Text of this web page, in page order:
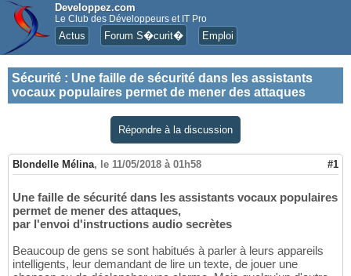
Developpez.com
Le Club des Développeurs et IT Pro
Actus Forum S�curit� Emploi
Sécurité : Une faille de sécurité dans les assistants
vocaux populaires permet de mener des attaques
Répondre à la discussion
Blondelle Mélina, le 11/05/2018 à 01h58 #1
Une faille de sécurité dans les assistants vocaux populaires
permet de mener des attaques,
par l'envoi d'instructions audio secrètes
Beaucoup de gens se sont habitués à parler à leurs appareils
intelligents, leur demandant de lire un texte, de jouer une